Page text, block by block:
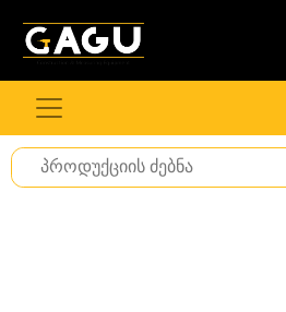
Search
for